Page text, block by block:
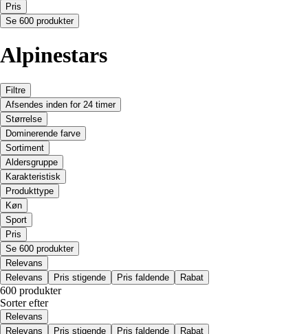
Pris
Se 600 produkter
Alpinestars
Filtre
Afsendes inden for 24 timer
Størrelse
Dominerende farve
Sortiment
Aldersgruppe
Karakteristisk
Produkttype
Køn
Sport
Pris
Se 600 produkter
Relevans
Relevans
Pris stigende Pris faldende Rabat
600 produkter
Sorter efter
Relevans
Relevans
Pris stigende Pris faldende Rabat